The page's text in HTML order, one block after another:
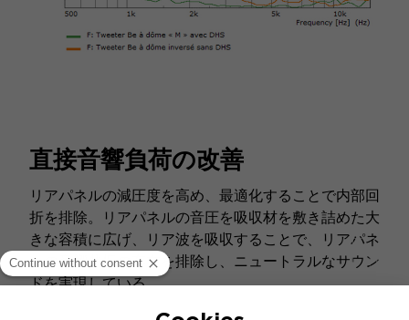
直接音響負荷の改善
リアパネルの減圧度を高め、最適化することで内部回
折を排除。リアパネルの音圧を吸収材を敷き詰めた大
きな容積に広げ、リア波を吸収することで、リアパネ
ルの音響共振の存在を排除し、ニュートラルなサウン
ドを実現している。